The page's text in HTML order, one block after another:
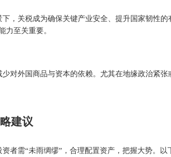
，关税成为确保关键产业安全、提升国家韧性的
力至关重要。
对外国商品与资本的依赖。尤其在地缘政治紧张
建议
者需“未雨绸缪”，合理配置资产，把握大势。以